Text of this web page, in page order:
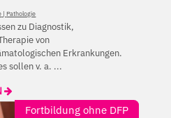
|Pathologie
zu Diagnostik,
von
Erkrankungen.
sollen v. a. ...
Fortbildung ohne DFP